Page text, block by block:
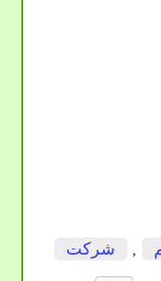
, شركت